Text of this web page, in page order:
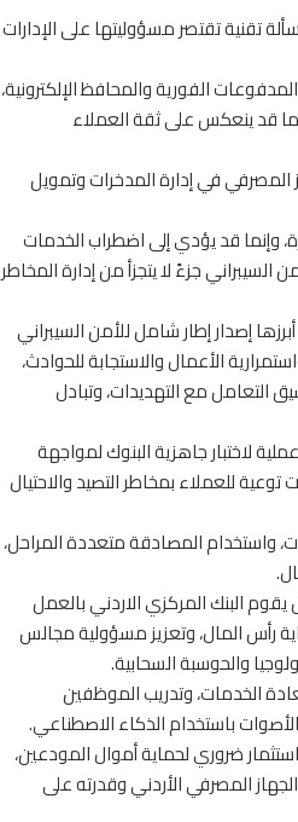
تقنية تقتصر مسؤوليتها على الإدارات
الفورية والمحافظ الإلكترونية،
بما قد ينعكس على ثقة العملاء
المصرفي في إدارة المدخرات وتمويل
وإنما قد يؤدي إلى اضطراب الخدمات
جزءً لا يتجزأ من إدارة المخاطر
إصدار إطار شامل للأمن السيبراني
الأعمال والاستجابة للحوادث،
التعامل مع التهديدات، وتبادل
لاختبار جاهزية البنوك لمواجهة
للعملاء بمخاطر التصيد والاحتيال
واستخدام المصادقة متعددة المراحل،
البنك المركزي الاردني بالعمل
رأس المال، وتعزيز مسؤولية مجالس
والحوسبة السحابية.
الخدمات، وتدريب الموظفين
باستخدام الذكاء الاصطناعي.
ضروري لحماية أموال المودعين،
المصرفي الأردني وقدرته على